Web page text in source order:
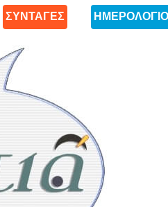
ΣΥΝΤΑΓΕΣ ΗΜΕΡΟΛΟΓΙΟ